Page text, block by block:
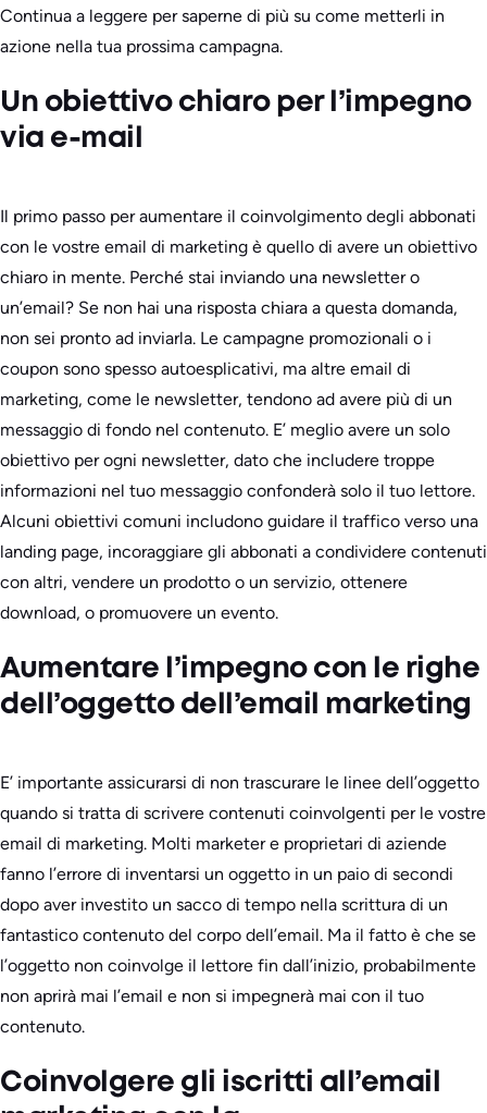
Continua a leggere per saperne di più su come metterli in
azione nella tua prossima campagna.
Un obiettivo chiaro per l’impegno
via e-mail
Il primo passo per aumentare il coinvolgimento degli abbonati
con le vostre email di marketing è quello di avere un obiettivo
chiaro in mente. Perché stai inviando una newsletter o
un’email? Se non hai una risposta chiara a questa domanda,
non sei pronto ad inviarla. Le campagne promozionali o i
coupon sono spesso autoesplicativi, ma altre email di
marketing, come le newsletter, tendono ad avere più di un
messaggio di fondo nel contenuto. E’ meglio avere un solo
obiettivo per ogni newsletter, dato che includere troppe
informazioni nel tuo messaggio confonderà solo il tuo lettore.
Alcuni obiettivi comuni includono guidare il traffico verso una
landing page, incoraggiare gli abbonati a condividere contenuti
con altri, vendere un prodotto o un servizio, ottenere
download, o promuovere un evento.
Aumentare l’impegno con le righe
dell’oggetto dell’email marketing
E’ importante assicurarsi di non trascurare le linee dell’oggetto
quando si tratta di scrivere contenuti coinvolgenti per le vostre
email di marketing. Molti marketer e proprietari di aziende
fanno l’errore di inventarsi un oggetto in un paio di secondi
dopo aver investito un sacco di tempo nella scrittura di un
fantastico contenuto del corpo dell’email. Ma il fatto è che se
l’oggetto non coinvolge il lettore fin dall’inizio, probabilmente
non aprirà mai l’email e non si impegnerà mai con il tuo
contenuto.
Coinvolgere gli iscritti all’email